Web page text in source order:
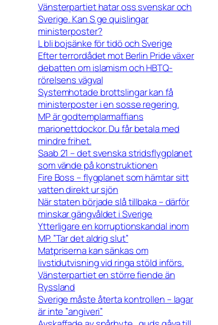
Vänsterpartiet hatar oss svenskar och
Sverige. Kan S ge quislingar
ministerposter?
L bli bojsänke för tidö och Sverige
Efter terrordådet mot Berlin Pride växer
debatten om islamism och HBTQ-
rörelsens vägval
Systemhotade brottslingar kan få
ministerposter i en sosse regering.
MP är godtemplarmaffians
marionettdockor. Du får betala med
mindre frihet.
Saab 21 – det svenska stridsflygplanet
som vände på konstruktionen
Fire Boss – flygplanet som hämtar sitt
vatten direkt ur sjön
När staten började slå tillbaka – därför
minskar gängvåldet i Sverige
Ytterligare en korruptionskandal inom
MP. ”Tar det aldrig slut”
Matpriserna kan sänkas om
livstidutvisning vid ringa stöld införs.
Vänsterpartiet en större fiende än
Ryssland
Sverige måste återta kontrollen – lagar
är inte ”angiveri”